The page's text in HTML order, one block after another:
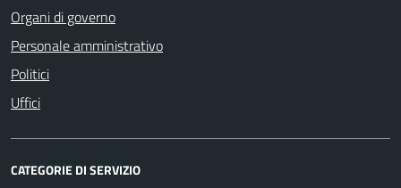
Organi di governo
Personale amministrativo
Politici
Uffici
CATEGORIE DI SERVIZIO